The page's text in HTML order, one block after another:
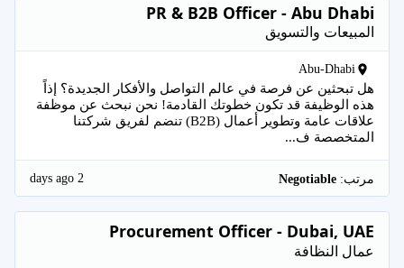
PR & B2B Officer - Abu Dhabi
المبيعات والتسويق
Abu-Dhabi
هل تبحثين عن فرصة في عالم التواصل والأفكار الجديدة؟ إذاً
هذه الوظيفة قد تكون خطوتك القادمة! نحن نبحث عن موظفة
علاقات عامة وتطوير أعمال (B2B) تنضم لفريق شركتنا
المتخصصة ف...
مرتب: 2 days ago
Procurement Officer - Dubai, UAE
عمال النظافة